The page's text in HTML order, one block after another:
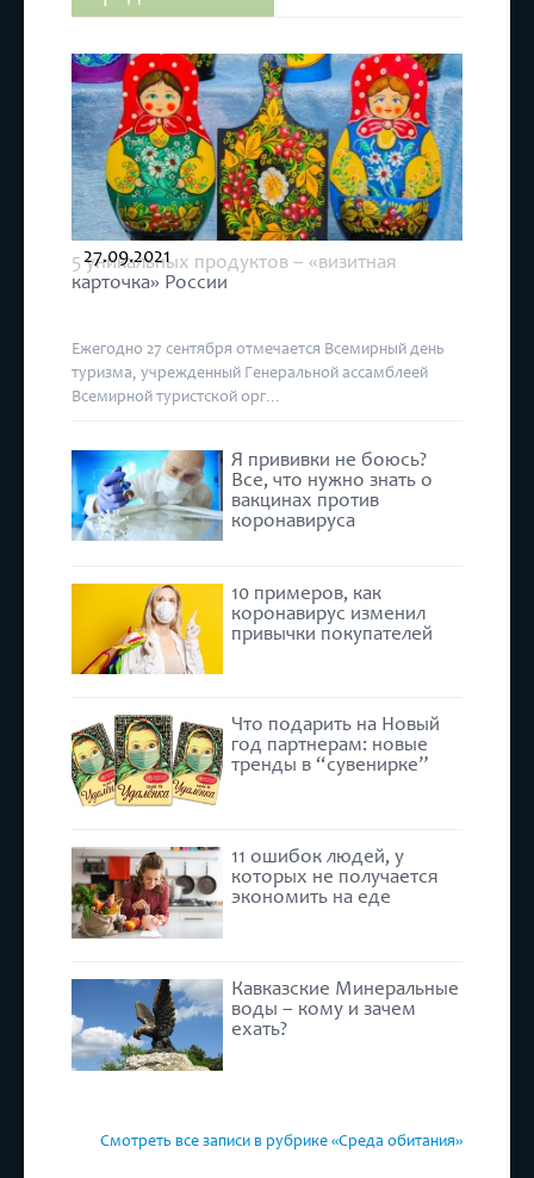
5 уникальных продуктов – «визитная
карточка» России
27.09.2021
Ежегодно 27 сентября отмечается Всемирный день
туризма, учрежденный Генеральной ассамблеей
Всемирной туристской орг...
Я прививки не боюсь?
Все, что нужно знать о
вакцинах против
коронавируса
10 примеров, как
коронавирус изменил
привычки покупателей
Что подарить на Новый
год партнерам: новые
тренды в “сувенирке”
11 ошибок людей, у
которых не получается
экономить на еде
Кавказские Минеральные
воды – кому и зачем
ехать?
Смотреть все записи в рубрике «Среда обитания»